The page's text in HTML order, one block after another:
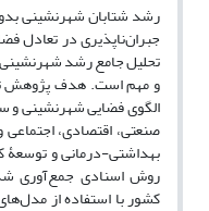
رشد شتابان شهرنشینی
جبران‌ناپذیری در تعادل
تحلیل جامع رشد شهرنشینی
و مهم است. هدف پژوهش
الگوی فضایی شهرنشینی و
صنعتی، اقتصادی،
بهداشتی-درمانی و توسعۀ
روش اسنادی جمع‌آوری
کشور با استفاده از